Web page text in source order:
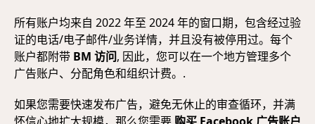
所有账户均来自 2022 年至 2024 年的窗口期，包含经过验
证的电话/电子邮件/业务详情，并且没有被停用过。每个
账户都附带 BM 访问, 因此，您可以在一个地方管理多个
广告账户、分配角色和组织计费。.
如果您需要快速发布广告，避免无休止的审查循环，并满
怀信心地扩大规模，那么您需要 购买 Facebook 广告账户